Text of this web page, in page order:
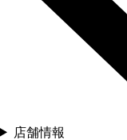
店舗情報